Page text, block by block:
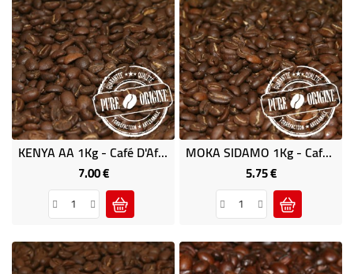
MACHINES
À
CAFÉ
CAFÉ
BUREAU
NOUS
CONTACTER
KENYA AA 1Kg - Café D'Afrique
7.00 €Price
MOKA SIDAMO 1Kg - Café D'Afrique
5.75 €Price